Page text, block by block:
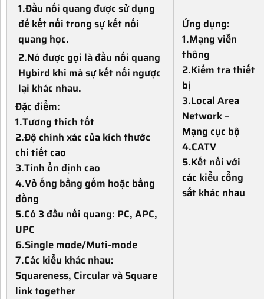
1.Đầu nối quang được sử dụng
để kết nối trong sự kết nối
quang học.
2.Nó được gọi là đầu nối quang
Hybird khi mà sự kết nối ngược
lại khác nhau.
Đặc điểm:
1.Tương thích tốt
2.Độ chính xác của kích thước
chi tiết cao
3.Tính ổn định cao
4.Vỏ ống bằng gốm hoặc bằng
đồng
5.Có 3 đầu nối quang: PC, APC,
UPC
6.Single mode/Muti-mode
7.Các kiểu khác nhau:
Squareness, Circular và Square
link together
Ứng dụng:
1.Mạng viễn
thông
2.Kiểm tra thiết
bị
3.Local Area
Network –
Mạng cục bộ
4.CATV
5.Kết nối với
các kiểu cổng
sắt khác nhau